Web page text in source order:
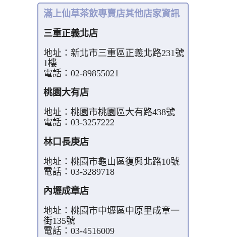
滿上仙草茶飲專賣店其他店家資訊
三重正義北店
地址：新北市三重區正義北路231號
1樓
電話：02-89855021
桃園大有店
地址：桃園市桃園區大有路438號
電話：03-3257222
林口長庚店
地址：桃園市龜山區復興北路10號
電話：03-3289718
內壢成章店
地址：桃園市中壢區中原里成章一
街135號
電話：03-4516009